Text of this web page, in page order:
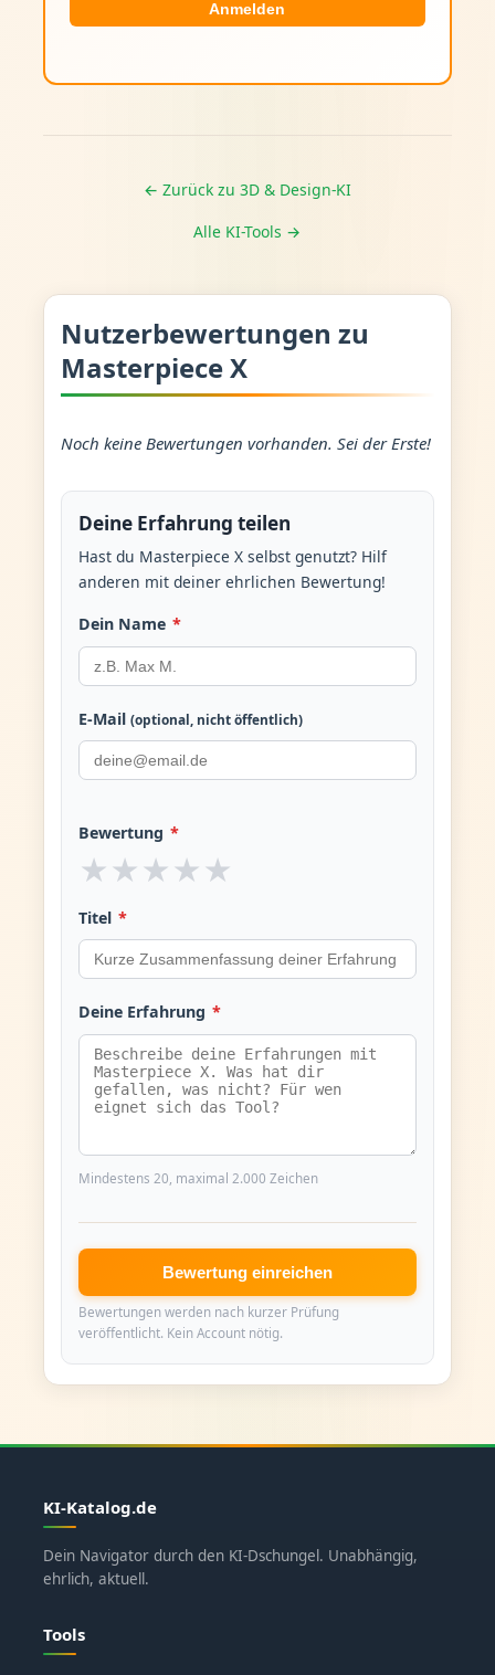
Anmelden
← Zurück zu 3D & Design-KI
Alle KI-Tools →
Nutzerbewertungen zu
Masterpiece X
Noch keine Bewertungen vorhanden. Sei der Erste!
Deine Erfahrung teilen
Hast du Masterpiece X selbst genutzt? Hilf
anderen mit deiner ehrlichen Bewertung!
Dein Name *
E-Mail (optional, nicht öffentlich)
Bewertung *
★ ★ ★ ★ ★
Titel *
Deine Erfahrung *
Mindestens 20, maximal 2.000 Zeichen
Bewertung einreichen
Bewertungen werden nach kurzer Prüfung
veröffentlicht. Kein Account nötig.
KI-Katalog.de
Dein Navigator durch den KI-Dschungel. Unabhängig,
ehrlich, aktuell.
Tools